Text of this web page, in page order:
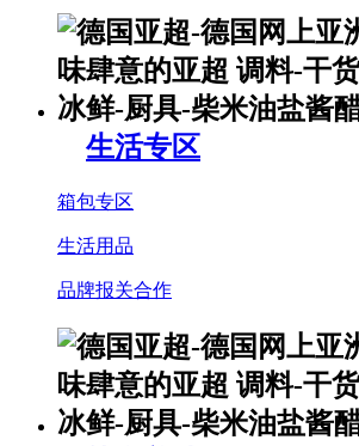
生活专区
箱包专区
生活用品
品牌报关合作